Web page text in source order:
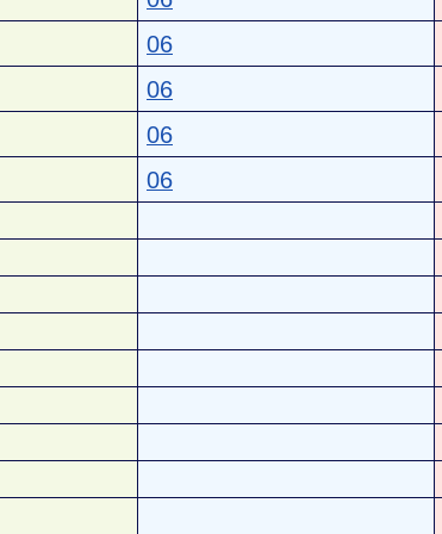
06
06
06
06